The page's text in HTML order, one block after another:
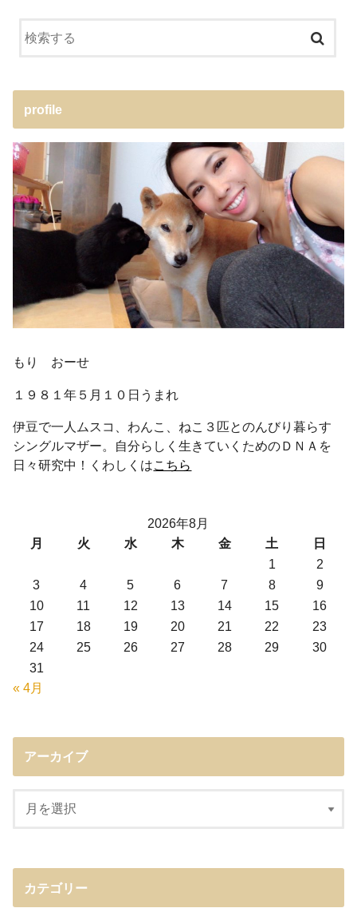
profile
もり おーせ
１９８１年５月１０日うまれ
伊豆で一人ムスコ、わんこ、ねこ３匹とのんびり暮らす
シングルマザー。自分らしく生きていくためのＤＮＡを
日々研究中！くわしくはこちら
2026年8月
月
火 水 木 金 土
日
1
2
3
4 5 6 7 8
9
10
11 12 13 14 15
16
17
18 19 20 21 22
23
24
25 26 27 28 29
30
31
« 4月
アーカイブ
カテゴリー